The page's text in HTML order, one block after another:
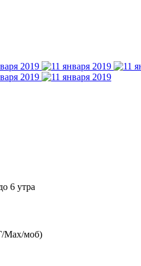
6 утра
Max/моб)